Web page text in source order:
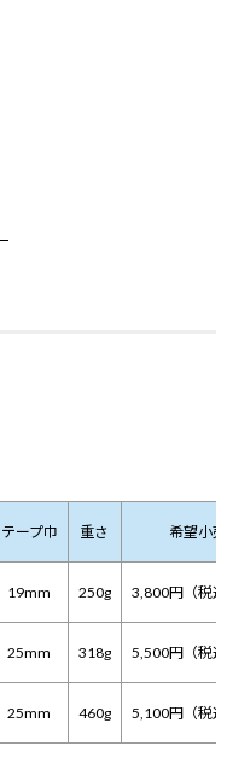
テープ巾 重さ 希望小
19mm 250g 3,800円（税
25mm 318g 5,500円（税
25mm 460g 5,100円（税